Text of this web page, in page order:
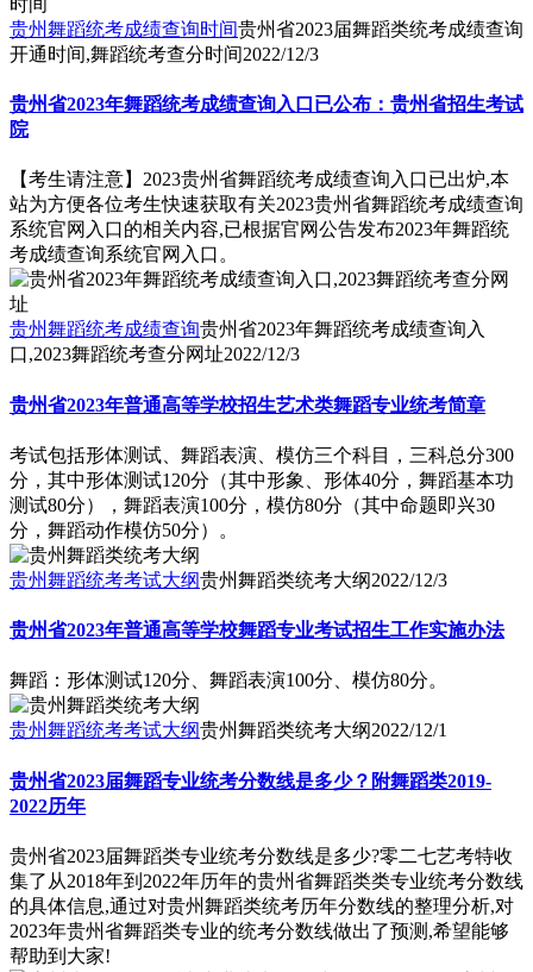
贵州舞蹈统考成绩查询时间贵州省2023届舞蹈类统考成绩查询
开通时间,舞蹈统考查分时间2022/12/3
贵州省2023年舞蹈统考成绩查询入口已公布：贵州省招生考试
院
【考生请注意】2023贵州省舞蹈统考成绩查询入口已出炉,本
站为方便各位考生快速获取有关2023贵州省舞蹈统考成绩查询
系统官网入口的相关内容,已根据官网公告发布2023年舞蹈统
考成绩查询系统官网入口。
贵州舞蹈统考成绩查询贵州省2023年舞蹈统考成绩查询入
口,2023舞蹈统考查分网址2022/12/3
贵州省2023年普通高等学校招生艺术类舞蹈专业统考简章
考试包括形体测试、舞蹈表演、模仿三个科目，三科总分300
分，其中形体测试120分（其中形象、形体40分，舞蹈基本功
测试80分），舞蹈表演100分，模仿80分（其中命题即兴30
分，舞蹈动作模仿50分）。
贵州舞蹈统考考试大纲贵州舞蹈类统考大纲2022/12/3
贵州省2023年普通高等学校舞蹈专业考试招生工作实施办法
舞蹈：形体测试120分、舞蹈表演100分、模仿80分。
贵州舞蹈统考考试大纲贵州舞蹈类统考大纲2022/12/1
贵州省2023届舞蹈专业统考分数线是多少？附舞蹈类2019-
2022历年
贵州省2023届舞蹈类专业统考分数线是多少?零二七艺考特收
集了从2018年到2022年历年的贵州省舞蹈类类专业统考分数线
的具体信息,通过对贵州舞蹈类统考历年分数线的整理分析,对
2023年贵州省舞蹈类专业的统考分数线做出了预测,希望能够
帮助到大家!